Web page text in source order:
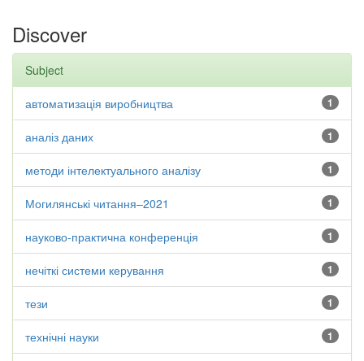
Discover
Subject
1
автоматизація виробництва
1
аналіз даних
1
методи інтелектуального аналізу
1
Могилянські читання–2021
1
науково-практична конференція
1
нечіткі системи керування
1
тези
1
технічні науки